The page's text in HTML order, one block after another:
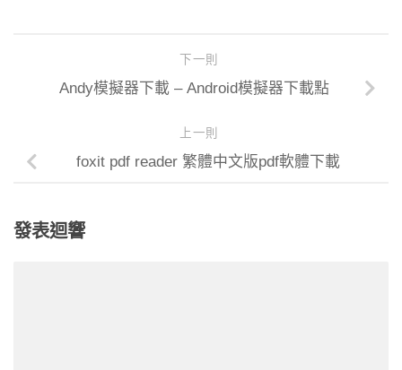
下一則
Andy模擬器下載 – Android模擬器下載點
上一則
foxit pdf reader 繁體中文版pdf軟體下載
發表迴響